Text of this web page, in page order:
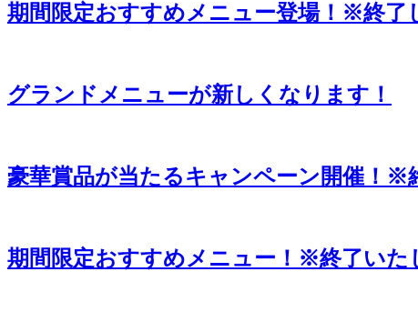
期間限定おすすめメニュー登場！※終了
グランドメニューが新しくなります！
豪華賞品が当たるキャンペーン開催！※
期間限定おすすめメニュー！※終了いた